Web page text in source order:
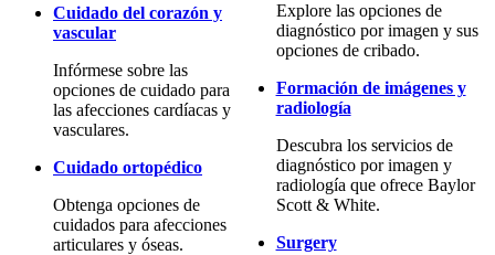
Cuidado del corazón y
vascular
Infórmese sobre las
opciones de cuidado para
las afecciones cardíacas y
vasculares.
Cuidado ortopédico
Obtenga opciones de
cuidados para afecciones
articulares y óseas.
Explore las opciones de
diagnóstico por imagen y sus
opciones de cribado.
Formación de imágenes y
radiología
Descubra los servicios de
diagnóstico por imagen y
radiología que ofrece Baylor
Scott & White.
Surgery